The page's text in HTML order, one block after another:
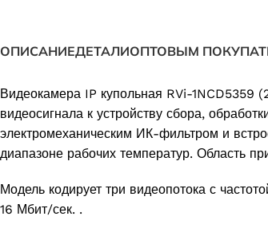
ОПИСАНИЕДЕТАЛИОПТОВЫМ
Видеокамера IP купольная RVi-1NCD5359
видеосигнала к устройству сбора,
электромеханическим ИК-фильтром и
диапазоне рабочих температур. Область
Модель кодирует три видеопотока с
16 Мбит/сек. .